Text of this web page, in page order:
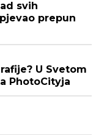
svih
prepun
U Svetom
PhotoCityja